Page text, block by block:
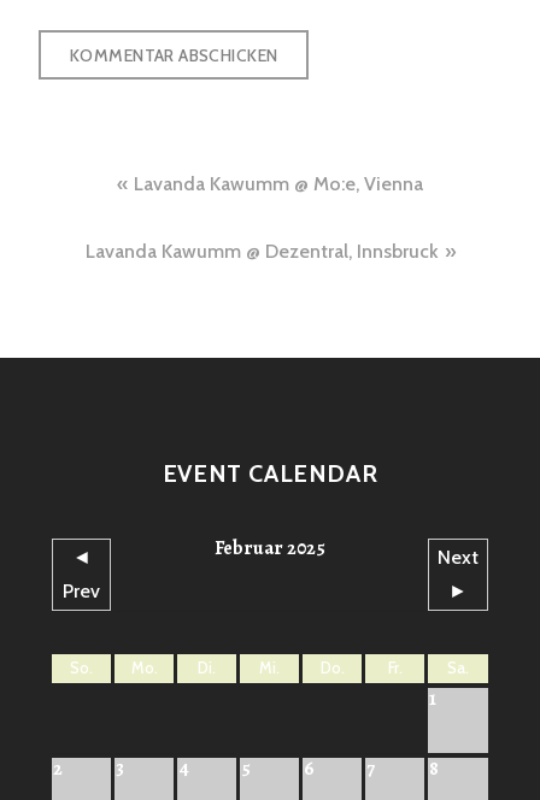
Beitragsnavigation
Lavanda Kawumm @ Mo:e, Vienna
Lavanda Kawumm @ Dezentral, Innsbruck
EVENT CALENDAR
◄
Prev
Februar 2025
Next
►
So. Mo. Di. Mi. Do. Fr. Sa.
1
2 3 4 5 6 7 8